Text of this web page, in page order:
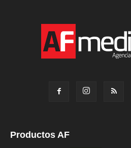
Productos AF